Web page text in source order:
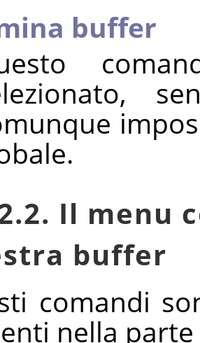
buffer
Il menu
buffer
comandi
nella